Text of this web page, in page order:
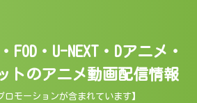
・U-NEXT・Dアニメ・
トのアニメ動画配信情報
ロモーションが含まれています】